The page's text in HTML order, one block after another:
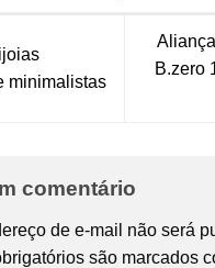
minimalistas
B.zero
comentário
de e-mail não será
são marcados